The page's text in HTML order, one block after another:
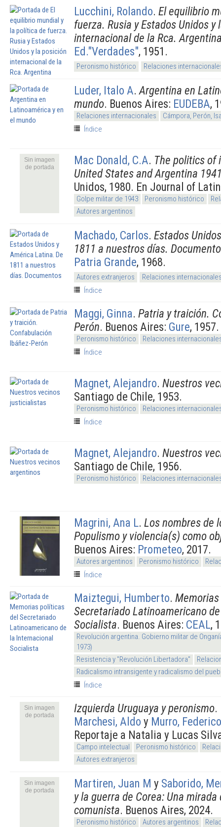
Lucchini, Rolando. El equilibrio
fuerza. Rusia y Estados Unidos y
internacional de la Rca.
Ed."Verdades", 1951.
Peronismo histórico Relaciones
Luder, Italo A.Argentina en
mundo. Buenos Aires: EUDEBA,
Relaciones internacionales
Cámpora, Perón,
Índice
Sin imagen
de portada
Mac Donald, C.A. The politics of
United States and Argentina
Unidos, 1980. En Journal of
Golpe militar de 1943 Peronismo histórico
Autores argentinos
Machado, Carlos. Estados
1811 a nuestros días.
Patria Grande, 1968.
Autores extranjeros
Relaciones
Índice
Maggi, Ginna. Patria y traición.
Perón. Buenos Aires: Gure, 1957.
Peronismo histórico
Relaciones
Índice
Magnet, Alejandro. Nuestros
Santiago de Chile, 1953.
Peronismo histórico
Relaciones
Índice
Magnet, Alejandro. Nuestros
Santiago de Chile, 1956.
Peronismo histórico Relaciones
Magrini, Ana L. Los nombres de
Populismo y violencia(s) como
Buenos Aires: Prometeo, 2017.
Autores argentinos Peronismo histórico
Índice
Maiztegui, Humberto.
Secretariado Latinoamericano
Socialista. Buenos Aires: CEAL,
Revolución argentina. Gobierno militar de
1973)
Resistencia y "Revolución Libertadora"
Radicalismo intransigente y radicalismo del
Índice
Sin imagen
de portada
Izquierda Uruguaya y peronismo.
Marchesi, Aldo y Murro, Federico
Reportaje a Natalia y Lucas
Campo intelectual Peronismo histórico
Autores extranjeros
Sin imagen
de portada
Martiren, Juan M y Saborido,
y la guerra de Corea: Una
comunista. Buenos Aires, 2024.
Peronismo histórico Autores argentinos